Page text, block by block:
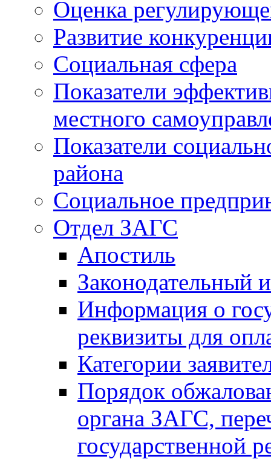
Оценка
Развитие
Социальная сфера
Показатели
местного
Показатели
района
Социальное
Отдел ЗАГС
Апостиль
Законодательный
Информация о
реквизиты для
Категории
Порядок
органа ЗАГС,
государственной